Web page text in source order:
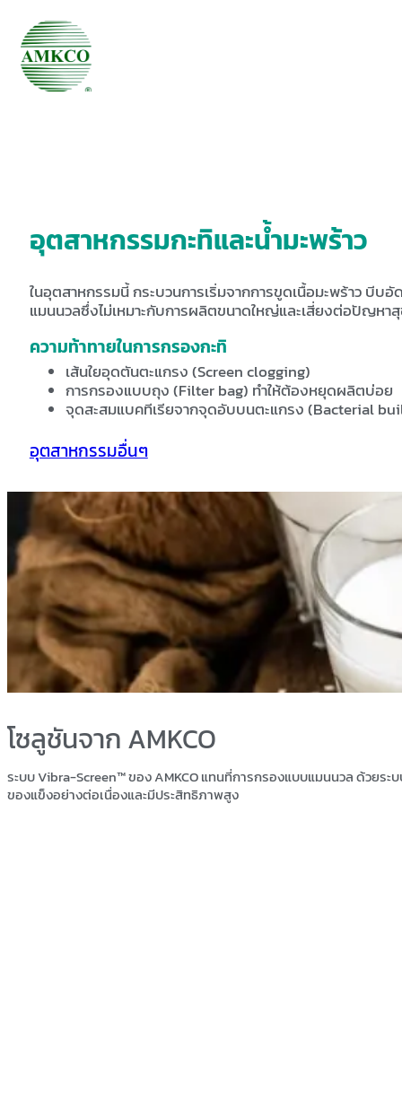
อุตสาหกรรมกะทิและน้ำมะพร้าว
ในอุตสาหกรรมนี้ กระบวนการเริ่มจากการขูดเนื้อมะพร้าว บีบ
แมนนวลซึ่งไม่เหมาะกับการผลิตขนาดใหญ่และเสี่ยงต่อปัญหา
ความท้าทายในการกรองกะทิ
เส้นใยอุดตันตะแกรง (Screen clogging)
การกรองแบบถุง (Filter bag) ทำให้ต้องหยุดผลิตบ่อย
จุดสะสมแบคทีเรียจากจุดอับบนตะแกรง (Bacterial
อุตสาหกรรมอื่นๆ
โซลูชันจาก AMKCO
ระบบ Vibra-Screen™ ของ AMKCO แทนที่การกรองแบบแมนนวล ด้วยร
ของแข็งอย่างต่อเนื่องและมีประสิทธิภาพสูง